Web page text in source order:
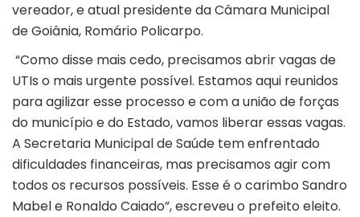
vereador, e atual presidente da Câmara Municipal
de Goiânia, Romário Policarpo.
“Como disse mais cedo, precisamos abrir vagas de
UTIs o mais urgente possível. Estamos aqui reunidos
para agilizar esse processo e com a união de forças
do município e do Estado, vamos liberar essas vagas.
A Secretaria Municipal de Saúde tem enfrentado
dificuldades financeiras, mas precisamos agir com
todos os recursos possíveis. Esse é o carimbo Sandro
Mabel e Ronaldo Caiado”, escreveu o prefeito eleito.